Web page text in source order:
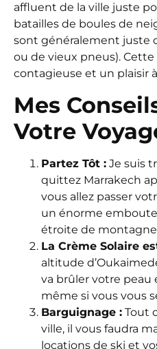
affluent de la ville juste
batailles de boules de
sont généralement juste
ou de vieux pneus).
contagieuse et un plaisir
Mes
Votre
Partez Tôt : Je suis
quittez Marrakech
vous allez passer
un énorme
étroite de
La Crème Solaire
altitude
va brûler votre
même si vous vous
Barguignage : Tout
ville, il vous faudra
locations de ski et